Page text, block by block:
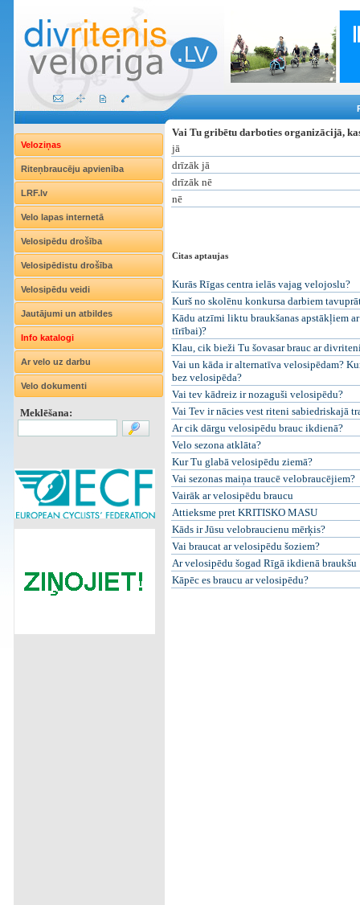
Veloziņas
Riteņbraucēju apvienība
LRF.lv
Velo lapas internetā
Velosipēdu drošība
Velosipēdistu drošība
Velosipēdu veidi
Jautājumi un atbildes
Info katalogi
Ar velo uz darbu
Velo dokumenti
Meklēšana:
Vai Tu gribētu darboties organizācijā,
jā
drīzāk jā
drīzāk nē
nē
Citas aptaujas
Kurās Rīgas centra ielās vajag velojoslu?
Kurš no skolēnu konkursa darbiem
Kādu atzīmi liktu braukšanas apstākļiem
tīrībai)?
Klau, cik bieži Tu šovasar brauc ar
Vai un kāda ir alternatīva velosipēdam?
bez velosipēda?
Vai tev kādreiz ir nozaguši velosipēdu?
Vai Tev ir nācies vest riteni sabiedriskajā
Ar cik dārgu velosipēdu brauc ikdienā?
Velo sezona atklāta?
Kur Tu glabā velosipēdu ziemā?
Vai sezonas maiņa traucē velobraucējiem?
Vairāk ar velosipēdu braucu
Attieksme pret KRITISKO MASU
Kāds ir Jūsu velobraucienu mērķis?
Vai braucat ar velosipēdu šoziem?
Ar velosipēdu šogad Rīgā ikdienā braukšu
Kāpēc es braucu ar velosipēdu?